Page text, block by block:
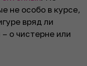
не особо в курсе,
вряд ли
о чистерне или